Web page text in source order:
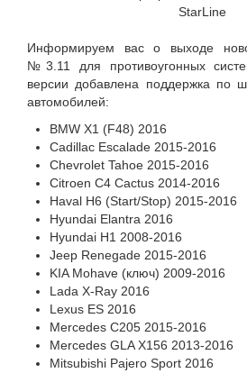
Информируем вас о выходе
№3.11 для противоугонных
версии добавлена поддержка по
автомобилей:
BMW X1 (F48) 2016
Cadillac Escalade 2015-2016
Chevrolet Tahoe 2015-2016
Citroen C4 Cactus 2014-2016
Haval H6 (Start/Stop) 2015-2016
Hyundai Elantra 2016
Hyundai H1 2008-2016
Jeep Renegade 2015-2016
KIA Mohave (ключ) 2009-2016
Lada X-Ray 2016
Lexus ES 2016
Mercedes C205 2015-2016
Mercedes GLA X156 2013-2016
Mitsubishi Pajero Sport 2016